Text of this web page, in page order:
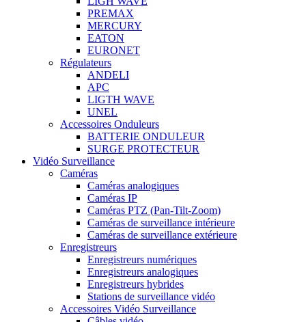
PREMAX
MERCURY
EATON
EURONET
Régulateurs
ANDELI
APC
LIGTH WAVE
UNEL
Accessoires Onduleurs
BATTERIE ONDULEUR
SURGE PROTECTEUR
Vidéo Surveillance
Caméras
Caméras analogiques
Caméras IP
Caméras PTZ (Pan-Tilt-Zoom)
Caméras de surveillance intérieure
Caméras de surveillance extérieure
Enregistreurs
Enregistreurs numériques
Enregistreurs analogiques
Enregistreurs hybrides
Stations de surveillance vidéo
Accessoires Vidéo Surveillance